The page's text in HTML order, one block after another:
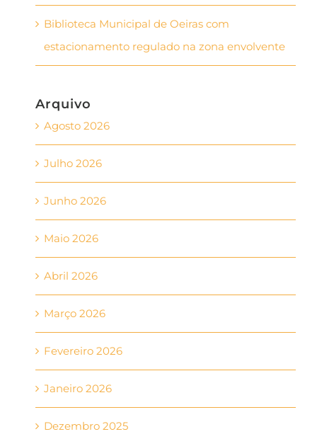
Biblioteca Municipal de Oeiras com
estacionamento regulado na zona envolvente
Arquivo
Agosto 2026
Julho 2026
Junho 2026
Maio 2026
Abril 2026
Março 2026
Fevereiro 2026
Janeiro 2026
Dezembro 2025